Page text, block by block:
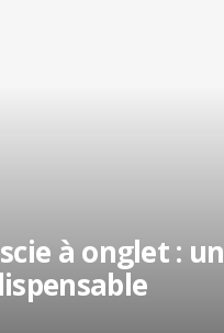
à onglet : un